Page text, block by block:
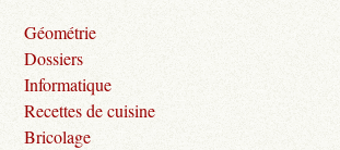
Géométrie
Dossiers
Informatique
Recettes de cuisine
Bricolage